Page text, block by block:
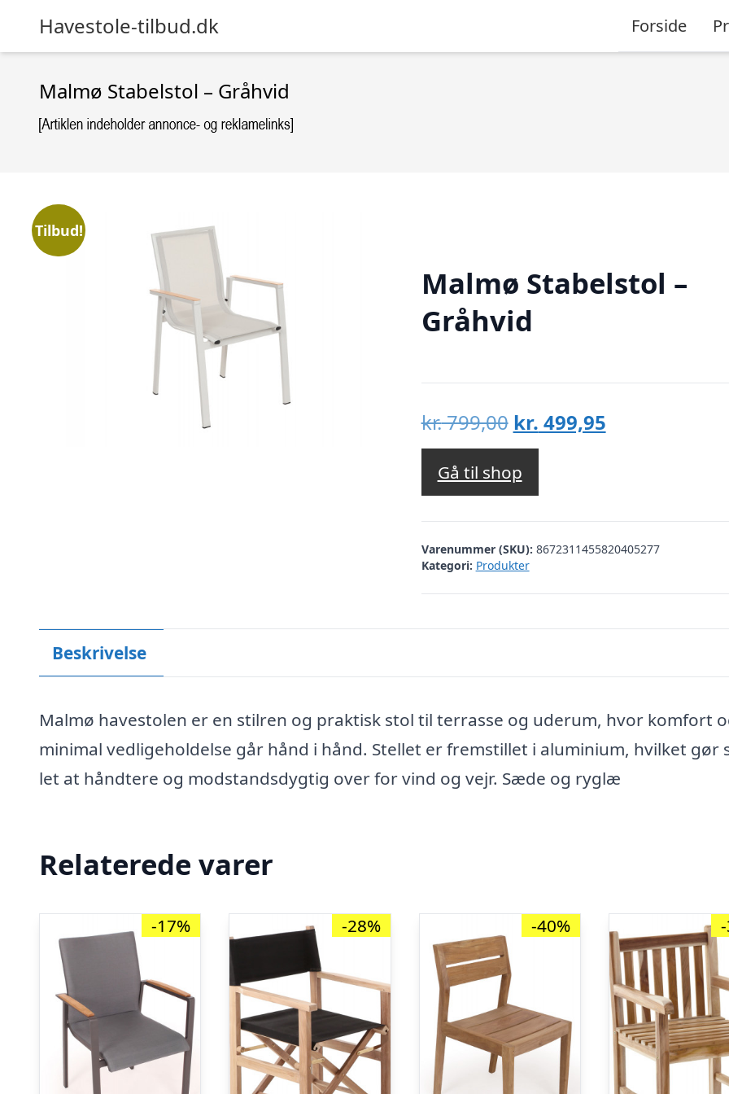
Havestole-tilbud.dk Forside
Malmø Stabelstol – Gråhvid
Tilbud!
Malmø Stabelstol –
Gråhvid
kr.799,00 Den
oprindelige
pris
var:
kr. 799,00.
kr. 499,95Den
kr. 499,95.
Gå til shop
Varenummer (SKU): 8672311455820405277
Kategori: Produkter
Beskrivelse
Malmø havestolen er en stilren og praktisk stol til terrasse og uderum, hvor komfort
minimal vedligeholdelse går hånd i hånd. Stellet er fremstillet i aluminium, hvilket gør
let at håndtere og modstandsdygtig over for vind og vejr. Sæde og ryglæ
Relaterede varer
-17% -28% -40%